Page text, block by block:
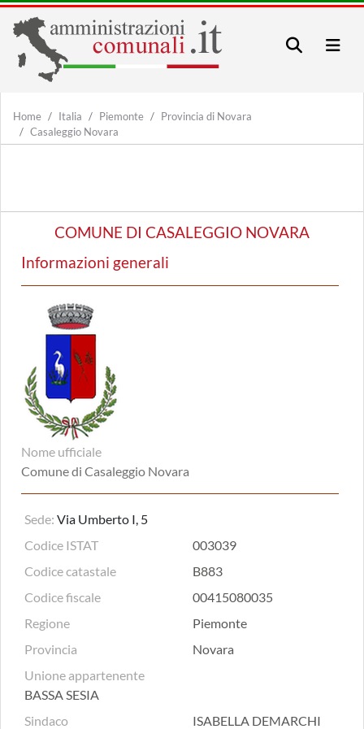
Home Italia Piemonte
Provincia di Novara
Casaleggio Novara
COMUNE DI CASALEGGIO NOVARA
Informazioni generali
Nome ufficiale
Comune di Casaleggio Novara
Sede: Via Umberto I, 5
Codice ISTAT
003039
Codice catastale
B883
Codice fiscale
00415080035
Regione
Piemonte
Provincia
Novara
Unione appartenente
BASSA SESIA
Sindaco
ISABELLA DEMARCHI